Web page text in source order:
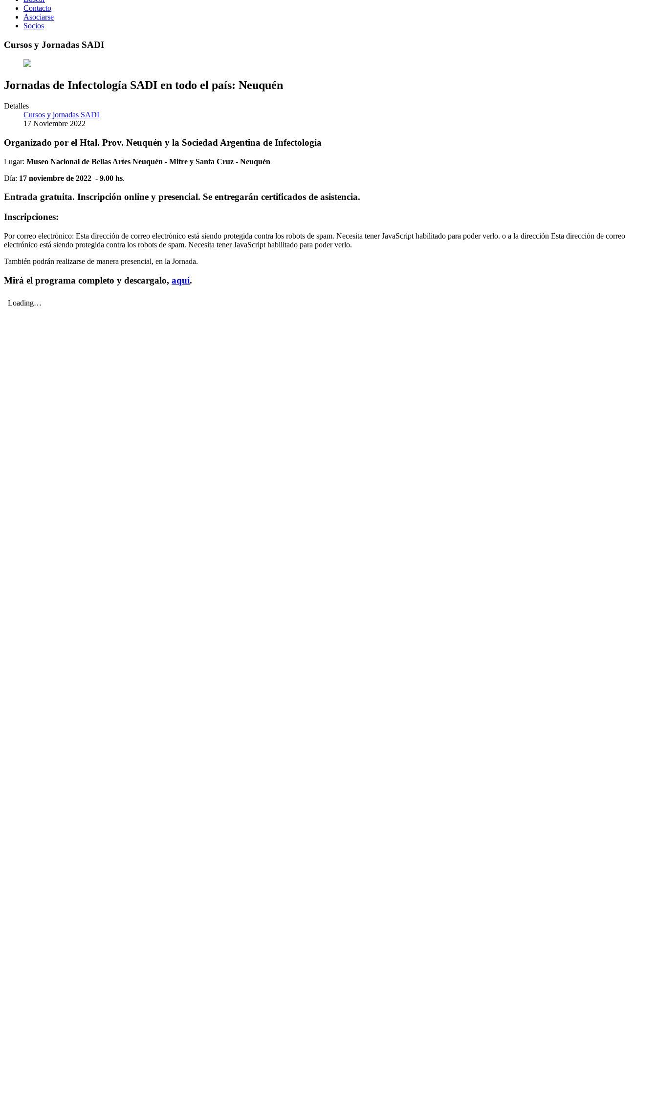
Contacto
Asociarse
Socios
Cursos y Jornadas SADI
Jornadas de Infectología SADI en todo el país: Neuquén
Detalles
Cursos y jornadas SADI
17 Noviembre 2022
Organizado por el Htal. Prov. Neuquén y la Sociedad Argentina de Infectología
Lugar: Museo Nacional de Bellas Artes Neuquén - Mitre y Santa Cruz - Neuquén
Día: 17 noviembre de 2022 - 9.00 hs.
Entrada gratuita. Inscripción online y presencial. Se entregarán certificados de asistencia.
Inscripciones:
Por correo electrónico: Esta dirección de correo electrónico está siendo protegida contra los robots de spam. Necesita tener JavaScript habilitado para poder verlo. o a la dirección Esta dirección de correo
electrónico está siendo protegida contra los robots de spam. Necesita tener JavaScript habilitado para poder verlo.
También podrán realizarse de manera presencial, en la Jornada.
Mirá el programa completo y descargalo, aquí.